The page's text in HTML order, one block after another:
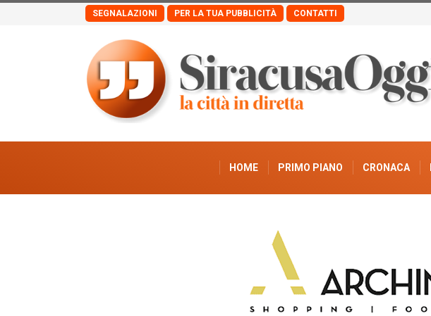
SEGNALAZIONI PER LA TUA PUBBLICITÀ CONTATTI
HOME PRIMO PIANO CRONACA